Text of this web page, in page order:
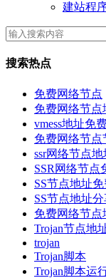
建站程
搜索热点
免费网络节点
免费网络节点
vmess地址免
免费网络节点
ssr网络节点
SSR网络节点
SS节点地址
SS节点地址
免费网络节
Trojan节点地
trojan
Trojan脚本
Trojan脚本运